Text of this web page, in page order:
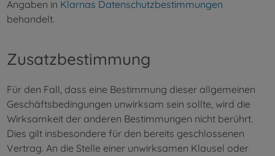
Angaben in Klarnas Datenschutzbestimmungen
behandelt.
Zusatzbestimmung
Für den Fall, dass eine Bestimmung dieser allgemeinen
Geschäftsbedingungen unwirksam sein sollte, wird die
Wirksamkeit der anderen Bestimmungen nicht berührt.
Dies gilt insbesondere für den bereits geschlossenen
Vertrag. An die Stelle einer unwirksamen Klausel oder